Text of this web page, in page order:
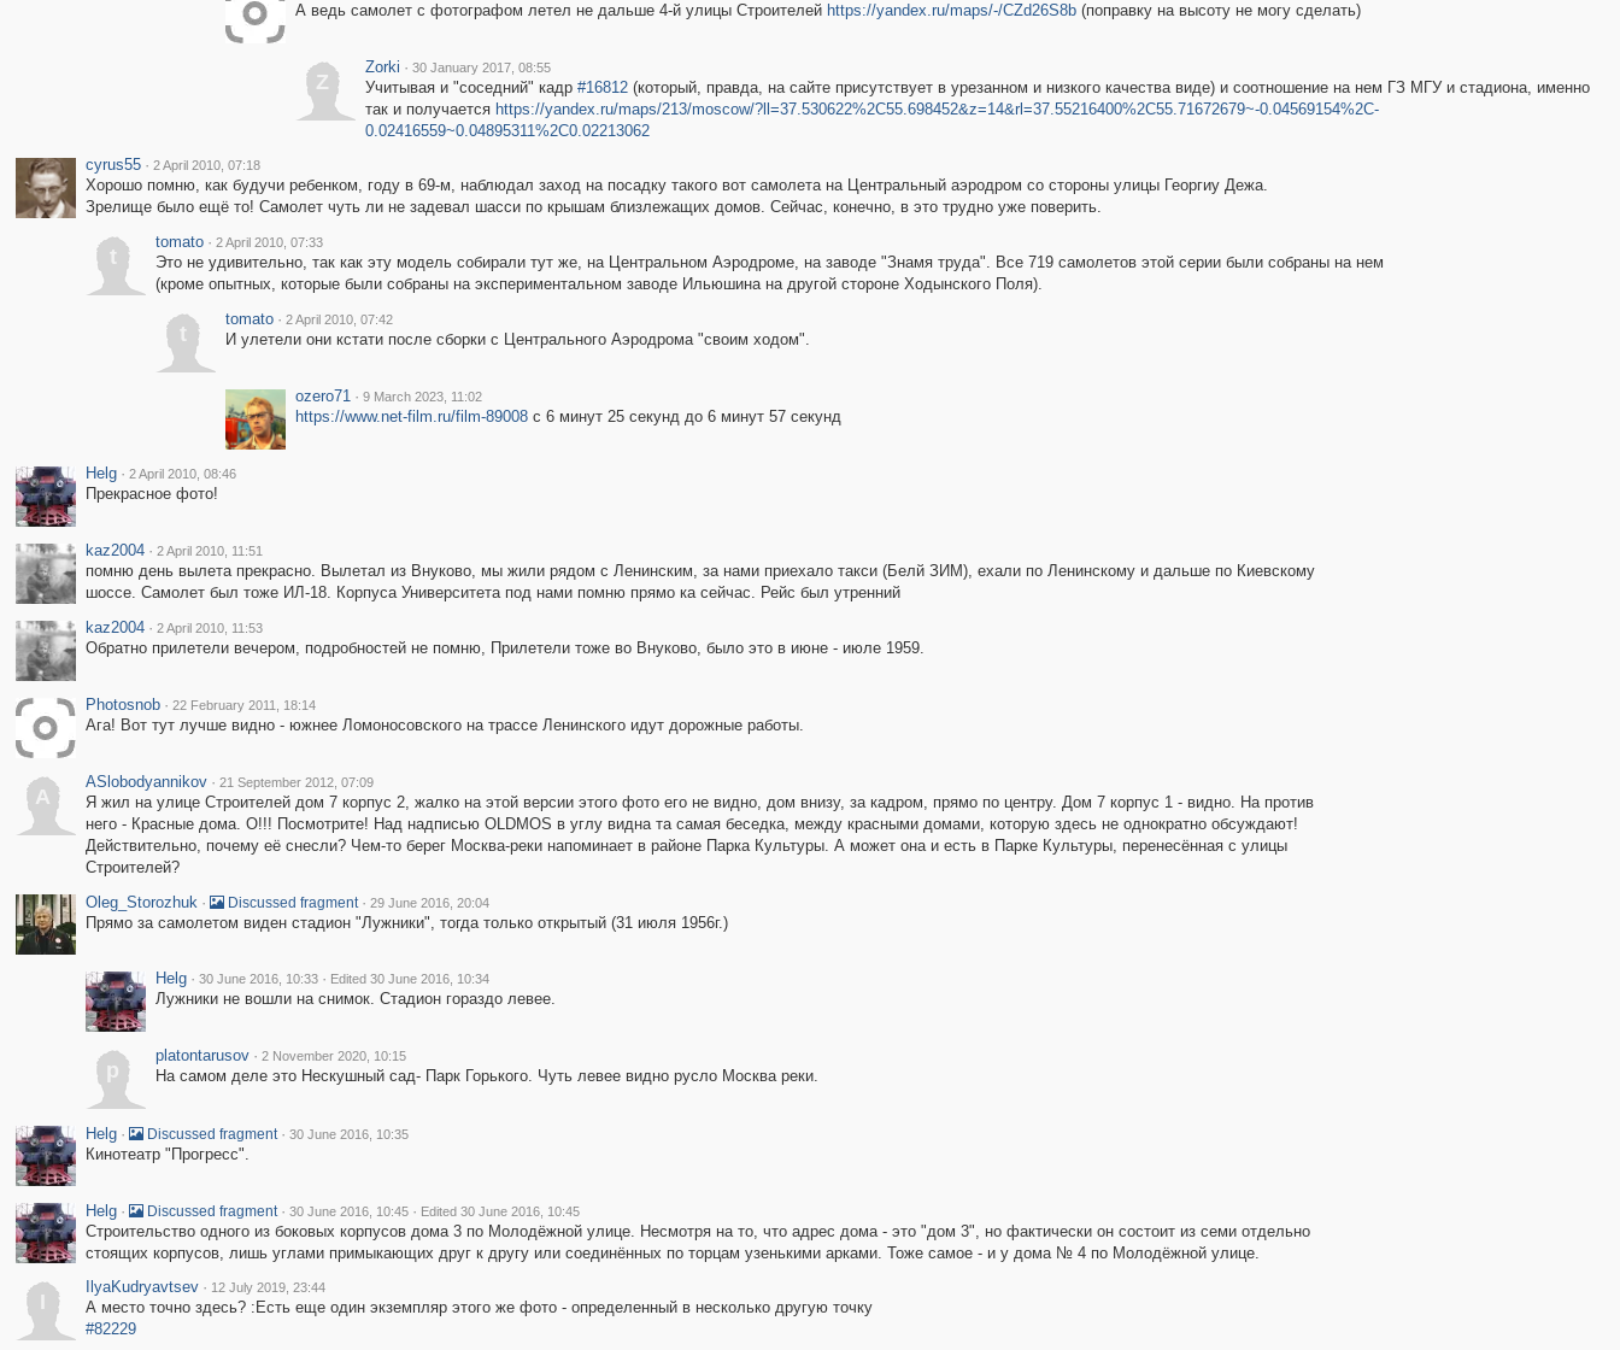
А ведь самолет с фотографом летел не дальше 4-й улицы Строителей https://yandex.ru/maps/-/CZd26S8b(поправку на высоту не могу сделать)
Z
Zorki · 30 January 2017, 08:55
Учитывая и "соседний" кадр #16812(который, правда, на сайте присутствует в урезанном и низкого качества виде) и соотношение на нем ГЗ МГУ и стадиона, именно
так и получается https://yandex.ru/maps/213/moscow/?ll=37.530622%2C55.698452&z=14&rl=37.55216400%2C55.71672679~-0.04569154%2C-
0.02416559~0.04895311%2C0.02213062
cyrus55 · 2 April 2010, 07:18
Хорошо помню, как будучи ребенком, году в 69-м, наблюдал заход на посадку такого вот самолета на Центральный аэродром со стороны улицы Георгиу Дежа.
Зрелище было ещё то! Самолет чуть ли не задевал шасси по крышам близлежащих домов. Сейчас, конечно, в это трудно уже поверить.
t
tomato · 2 April 2010, 07:33
Это не удивительно, так как эту модель собирали тут же, на Центральном Аэродроме, на заводе "Знамя труда". Все 719 самолетов этой серии были собраны на нем
(кроме опытных, которые были собраны на экспериментальном заводе Ильюшина на другой стороне Ходынского Поля).
t
tomato · 2 April 2010, 07:42
И улетели они кстати после сборки с Центрального Аэродрома "своим ходом".
ozero71 · 9 March 2023, 11:02
https://www.net-film.ru/film-89008с 6 минут 25 секунд до 6 минут 57 секунд
Helg · 2 April 2010, 08:46
Прекрасное фото!
kaz2004 · 2 April 2010, 11:51
помню день вылета прекрасно. Вылетал из Внуково, мы жили рядом с Ленинским, за нами приехало такси (Белй ЗИМ), ехали по Ленинскому и дальше по Киевскому
шоссе. Самолет был тоже ИЛ-18. Корпуса Университета под нами помню прямо ка сейчас. Рейс был утренний
kaz2004 · 2 April 2010, 11:53
Обратно прилетели вечером, подробностей не помню, Прилетели тоже во Внуково, было это в июне - июле 1959.
Photosnob · 22 February 2011, 18:14
Ага! Вот тут лучше видно - южнее Ломоносовского на трассе Ленинского идут дорожные работы.
A
ASlobodyannikov · 21 September 2012, 07:09
Я жил на улице Строителей дом 7 корпус 2, жалко на этой версии этого фото его не видно, дом внизу, за кадром, прямо по центру. Дом 7 корпус 1 - видно. На против
него - Красные дома. О!!! Посмотрите! Над надписью OLDMOS в углу видна та самая беседка, между красными домами, которую здесь не однократно обсуждают!
Действительно, почему её снесли? Чем-то берег Москва-реки напоминает в районе Парка Культуры. А может она и есть в Парке Культуры, перенесённая с улицы
Строителей?
Oleg_Storozhuk · Discussed fragment · 29 June 2016, 20:04
Прямо за самолетом виден стадион "Лужники", тогда только открытый (31 июля 1956г.)
Helg · 30 June 2016, 10:33 · Edited 30 June 2016, 10:34
Лужники не вошли на снимок. Стадион гораздо левее.
p
platontarusov · 2 November 2020, 10:15
На самом деле это Нескушный сад- Парк Горького. Чуть левее видно русло Москва реки.
Helg · Discussed fragment · 30 June 2016, 10:35
Кинотеатр "Прогресс".
Helg · Discussed fragment · 30 June 2016, 10:45 · Edited 30 June 2016, 10:45
Строительство одного из боковых корпусов дома 3 по Молодёжной улице. Несмотря на то, что адрес дома - это "дом 3", но фактически он состоит из семи отдельно
стоящих корпусов, лишь углами примыкающих друг к другу или соединённых по торцам узенькими арками. Тоже самое - и у дома № 4 по Молодёжной улице.
I
IlyaKudryavtsev · 12 July 2019, 23:44
А место точно здесь? :Есть еще один экземпляр этого же фото - определенный в несколько другую точку
#82229